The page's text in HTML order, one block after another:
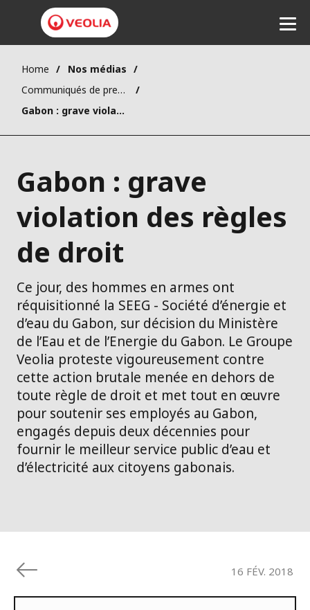
Home
Nos médias
Communiqués de presse
Gabon : grave violation des règles de droit
Gabon : grave
violation des règles
de droit
Ce jour, des hommes en armes ont
réquisitionné la SEEG - Société d’énergie et
d’eau du Gabon, sur décision du Ministère
de l’Eau et de l’Energie du Gabon. Le Groupe
Veolia proteste vigoureusement contre
cette action brutale menée en dehors de
toute règle de droit et met tout en œuvre
pour soutenir ses employés au Gabon,
engagés depuis deux décennies pour
fournir le meilleur service public d’eau et
d’électricité aux citoyens gabonais.
16 FÉV. 2018